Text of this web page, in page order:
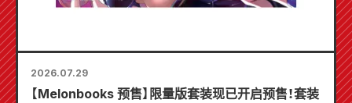
2026.07.29
【Melonbooks 预售】限量版套装现已开启预售！套装